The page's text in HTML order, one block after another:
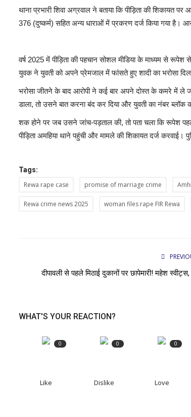
थाना प्रभारी शिवा अग्रवाल ने बताया कि पीड़िता की शिकायत पर
376 (दुष्कर्म) सहित अन्य धाराओं में प्रकरण दर्ज किया गया है।
वर्ष 2025 में पीड़िता की पहचान सोशल मीडिया के माध्यम से रूपेश
युवक ने युवती को अपने प्रेमजाल में फांसते हुए शादी का भरोसा
भरोसा जीतने के बाद आरोपी ने कई बार अपने दोस्त के कमरे में ले
डाला, तो उसने बात करना बंद कर दिया और युवती का नंबर ब्लॉक
शक होने पर जब उसने जांच-पड़ताल की, तो पता चला कि रूपेश
पीड़िता अमहिया थाने पहुंची और मामले की शिकायत दर्ज
Tags:
Rewa rape case promise of marriage crime
Rewa crime news 2025 woman files rape FIR Rewa
दीपावली से पहले मिठाई दुकानों पर छापेमारी! महेश स्वीट्स,
WHAT'S YOUR REACTION?
0
Like
0
Dislike
0
Love